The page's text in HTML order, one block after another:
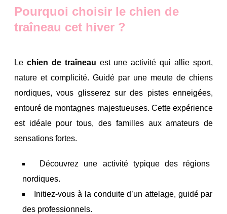
Pourquoi choisir le chien de
traîneau cet hiver ?
Le chien de traîneau est une activité qui allie sport,
nature et complicité. Guidé par une meute de chiens
nordiques, vous glisserez sur des pistes enneigées,
entouré de montagnes majestueuses. Cette expérience
est idéale pour tous, des familles aux amateurs de
sensations fortes.
Découvrez une activité typique des régions
nordiques.
Initiez-vous à la conduite d’un attelage, guidé par
des professionnels.